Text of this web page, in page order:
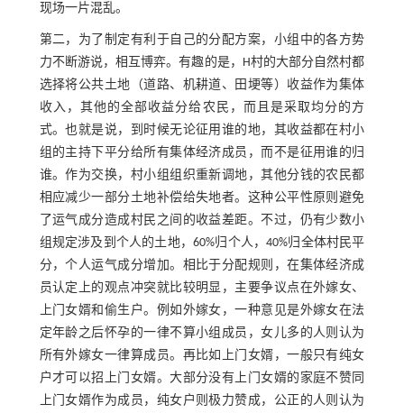
现场一片混乱。
第二，为了制定有利于自己的分配方案，小组中的各方势
力不断游说，相互博弈。有趣的是，H村的大部分自然村都
选择将公共土地（道路、机耕道、田埂等）收益作为集体
收入，其他的全部收益分给农民，而且是采取均分的方
式。也就是说，到时候无论征用谁的地，其收益都在村小
组的主持下平分给所有集体经济成员，而不是征用谁的归
谁。作为交换，村小组组织重新调地，其他分钱的农民都
相应减少一部分土地补偿给失地者。这种公平性原则避免
了运气成分造成村民之间的收益差距。不过，仍有少数小
组规定涉及到个人的土地，60%归个人，40%归全体村民平
分，个人运气成分增加。相比于分配规则，在集体经济成
员认定上的观点冲突就比较明显，主要争议点在外嫁女、
上门女婿和偷生户。例如外嫁女，一种意见是外嫁女在法
定年龄之后怀孕的一律不算小组成员，女儿多的人则认为
所有外嫁女一律算成员。再比如上门女婿，一般只有纯女
户才可以招上门女婿。大部分没有上门女婿的家庭不赞同
上门女婿作为成员，纯女户则极力赞成，公正的人则认为